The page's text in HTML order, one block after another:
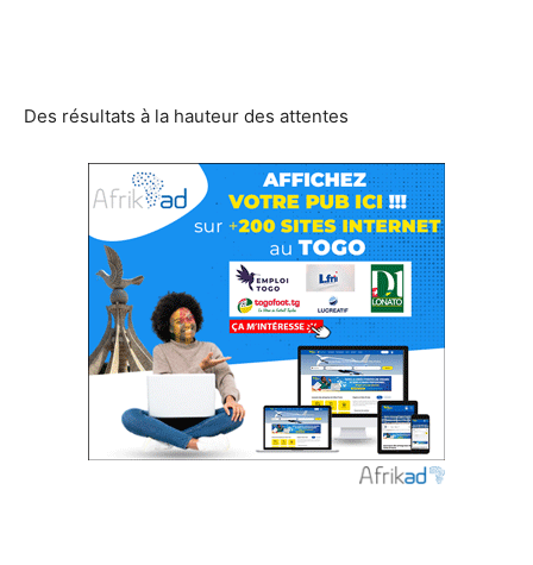
Des résultats à la hauteur des attentes